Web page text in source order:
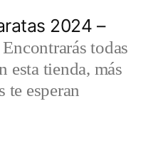
2024 –
Encontrarás todas
esta tienda, más
te esperan